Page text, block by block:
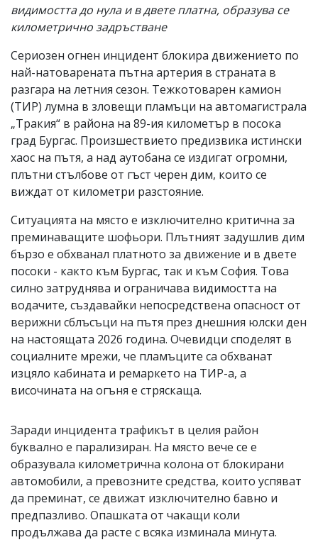
за
вас
коментар,
сигнализирайте
ни!
видимостта до нула и в двете платна, образува се
километрично задръстване
Сериозен огнен инцидент блокира движението по
най-натоварената пътна артерия в страната в
разгара на летния сезон. Тежкотоварен камион
(ТИР) лумна в зловещи пламъци на автомагистрала
„Тракия“ в района на 89-ия километър в посока
град Бургас. Произшествието предизвика истински
хаос на пътя, а над аутобана се издигат огромни,
плътни стълбове от гъст черен дим, които се
виждат от километри разстояние.
Ситуацията на място е изключително критична за
преминаващите шофьори. Плътният задушлив дим
бързо е обхванал платното за движение и в двете
посоки - както към Бургас, так и към София. Това
силно затруднява и ограничава видимостта на
водачите, създавайки непосредствена опасност от
верижни сблъсъци на пътя през днешния юлски ден
на настоящата 2026 година. Очевидци споделят в
социалните мрежи, че пламъците са обхванат
изцяло кабината и ремаркето на ТИР-а, а
височината на огъня е стряскаща.
Заради инцидента трафикът в целия район
буквално е парализиран. На място вече се е
образувала километрична колона от блокирани
автомобили, а превозните средства, които успяват
да преминат, се движат изключително бавно и
предпазливо. Опашката от чакащи коли
продължава да расте с всяка изминала минута.